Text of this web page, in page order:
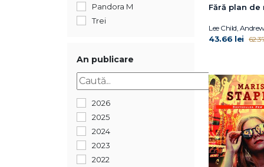
Pandora M
Trei
An publicare
2026
2025
2024
2023
2022
Fără plan de
Lee Child,
43.66 lei